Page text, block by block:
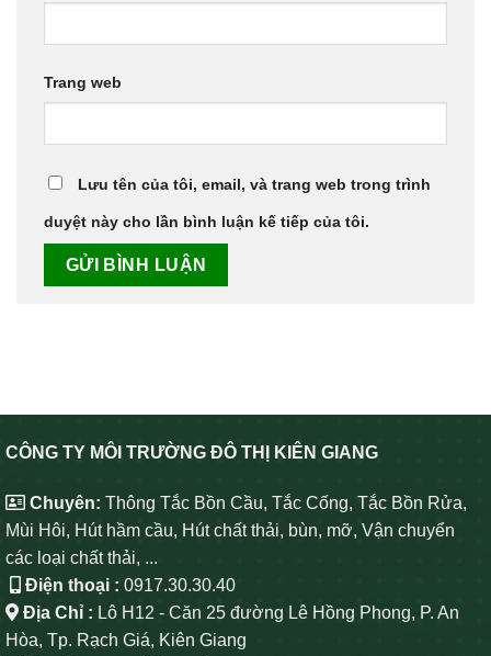
Trang web
Lưu tên của tôi, email, và trang web trong trình
duyệt này cho lần bình luận kế tiếp của tôi.
CÔNG TY MÔI TRƯỜNG ĐÔ THỊ KIÊN GIANG
Chuyên: Thông Tắc Bồn Cầu, Tắc Cống, Tắc Bồn Rửa,
Mùi Hôi, Hút hầm cầu, Hút chất thải, bùn, mỡ, Vận chuyển
các loại chất thải, ...
Điện thoại : 0917.30.30.40
Địa Chỉ : Lô H12 - Căn 25 đường Lê Hồng Phong, P. An
Hòa, Tp. Rạch Giá, Kiên Giang